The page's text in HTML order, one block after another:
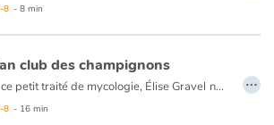
8 - 8 min
club des champignons
petit traité de mycologie, Élise Gravel nous invite à une promenade en forêt pour découvrir les spécimens de champignons les plus jolis, les plus bizarres, les plus rares et les plus rigolos.
8 - 16 min
…